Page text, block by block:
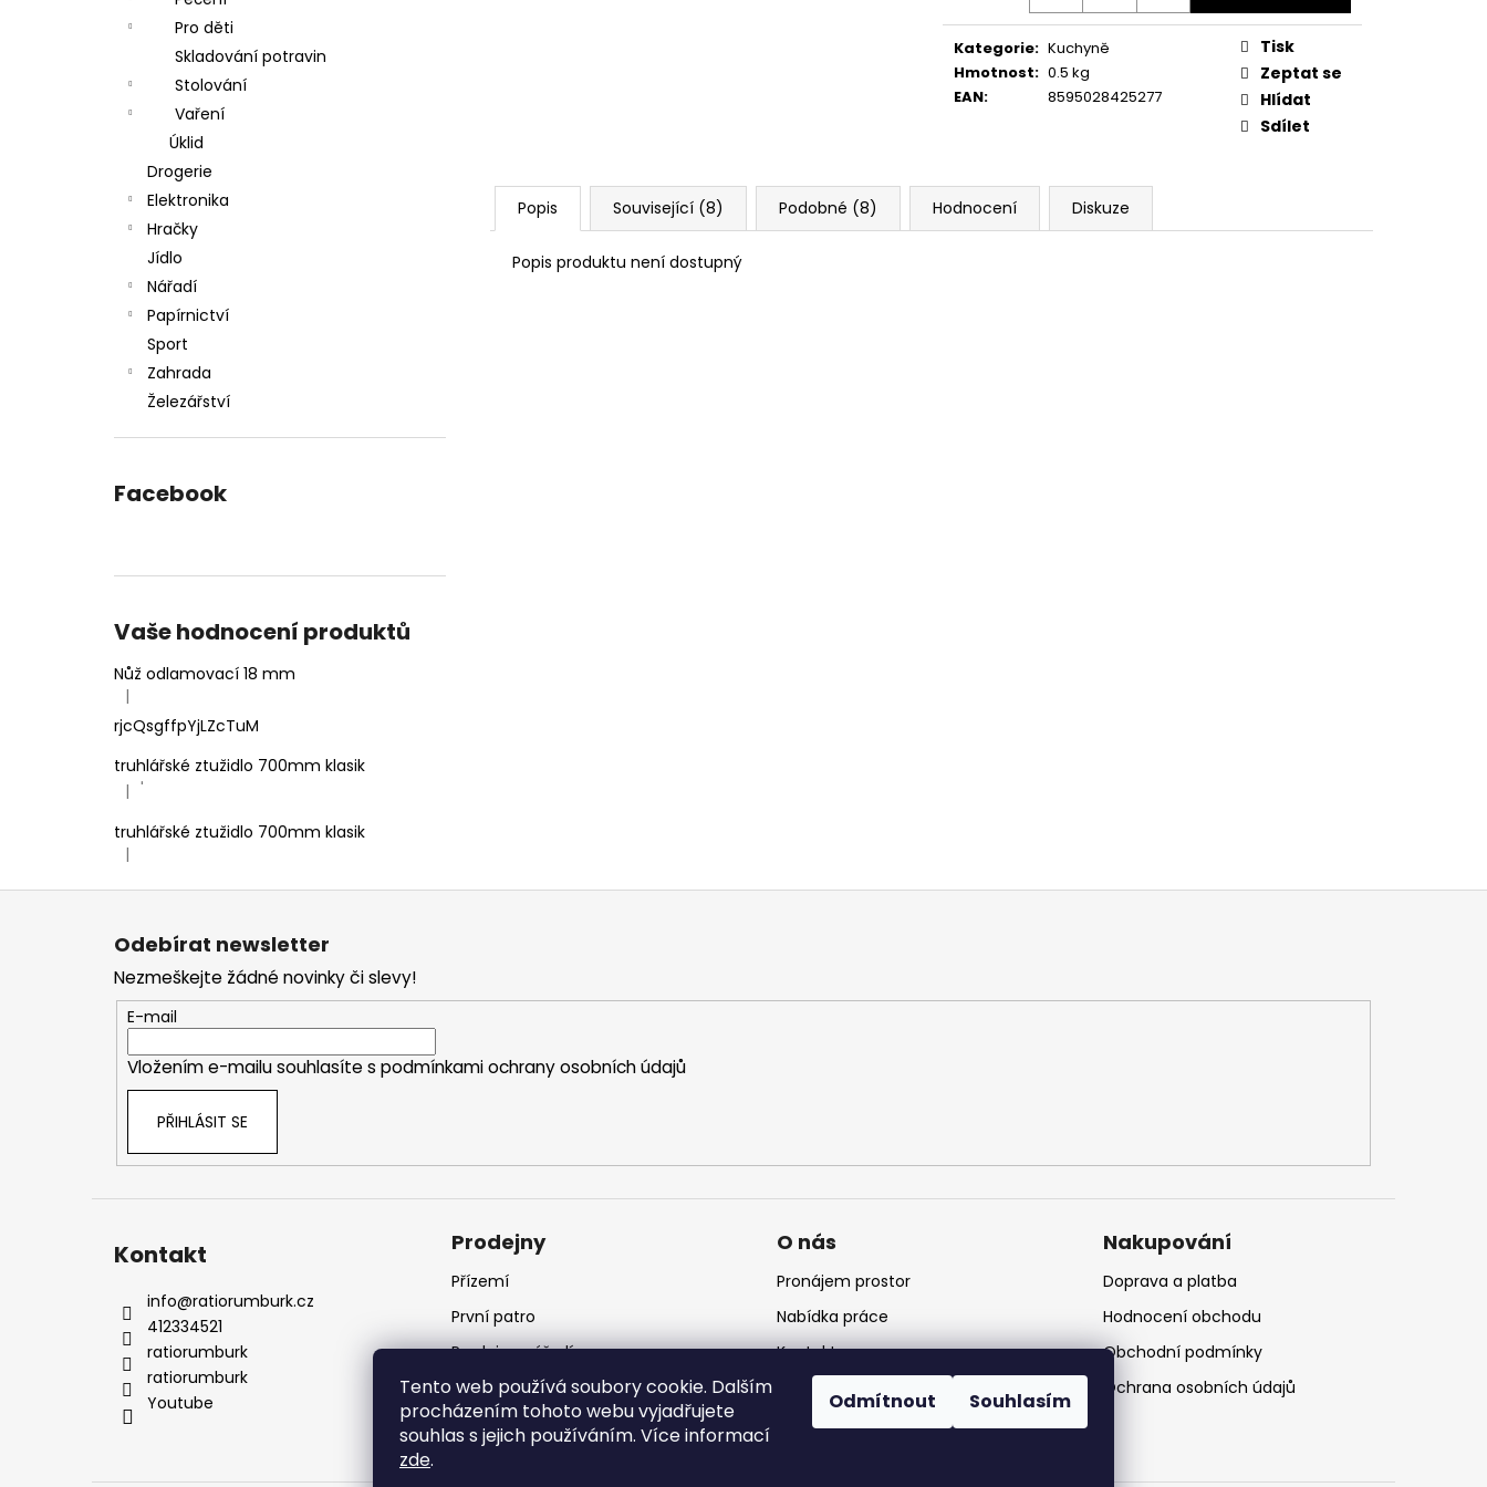
Tento web používá soubory cookie. Dalším
procházením tohoto webu vyjadřujete
souhlas s jejich používáním. Více informací
zde.
Odmítnout Souhlasím
Pro děti
Skladování potravin
Stolování
Vaření
Úklid
Drogerie
Elektronika
Hračky
Jídlo
Nářadí
Papírnictví
Sport
Zahrada
Železářství
Facebook
Vaše hodnocení produktů
Nůž odlamovací 18 mm
Hodnocení produktu je 4 z 5 hvězdiček.
|
rjcQsgffpYjLZcTuM
truhlářské ztužidlo 700mm klasik
Hodnocení produktu je 5 z 5 hvězdiček.
| '
truhlářské ztužidlo 700mm klasik
Hodnocení produktu je 5 z 5 hvězdiček.
|
Kategorie: Kuchyně
Hmotnost: 0.5 kg
EAN: 8595028425277
Tisk
Zeptat se
Hlídat
Sdílet
Popis Související (8) Podobné (8) Hodnocení Diskuze
Popis produktu není dostupný
Z
Odebírat newsletter
Nezmeškejte žádné novinky či slevy!
E-mail
Vložením e-mailu souhlasíte s podmínkami ochrany osobních údajů
PŘIHLÁSIT SE
Kontakt
info@ratiorumburk.cz
412334521
ratiorumburk
ratiorumburk
Youtube
Prodejny
Přízemí
První patro
Prodejna nářadí
Prodejna krmiv
O nás
Pronájem prostor
Nabídka práce
Kontakt
Nakupování
Doprava a platba
Hodnocení obchodu
Obchodní podmínky
Ochrana osobních údajů